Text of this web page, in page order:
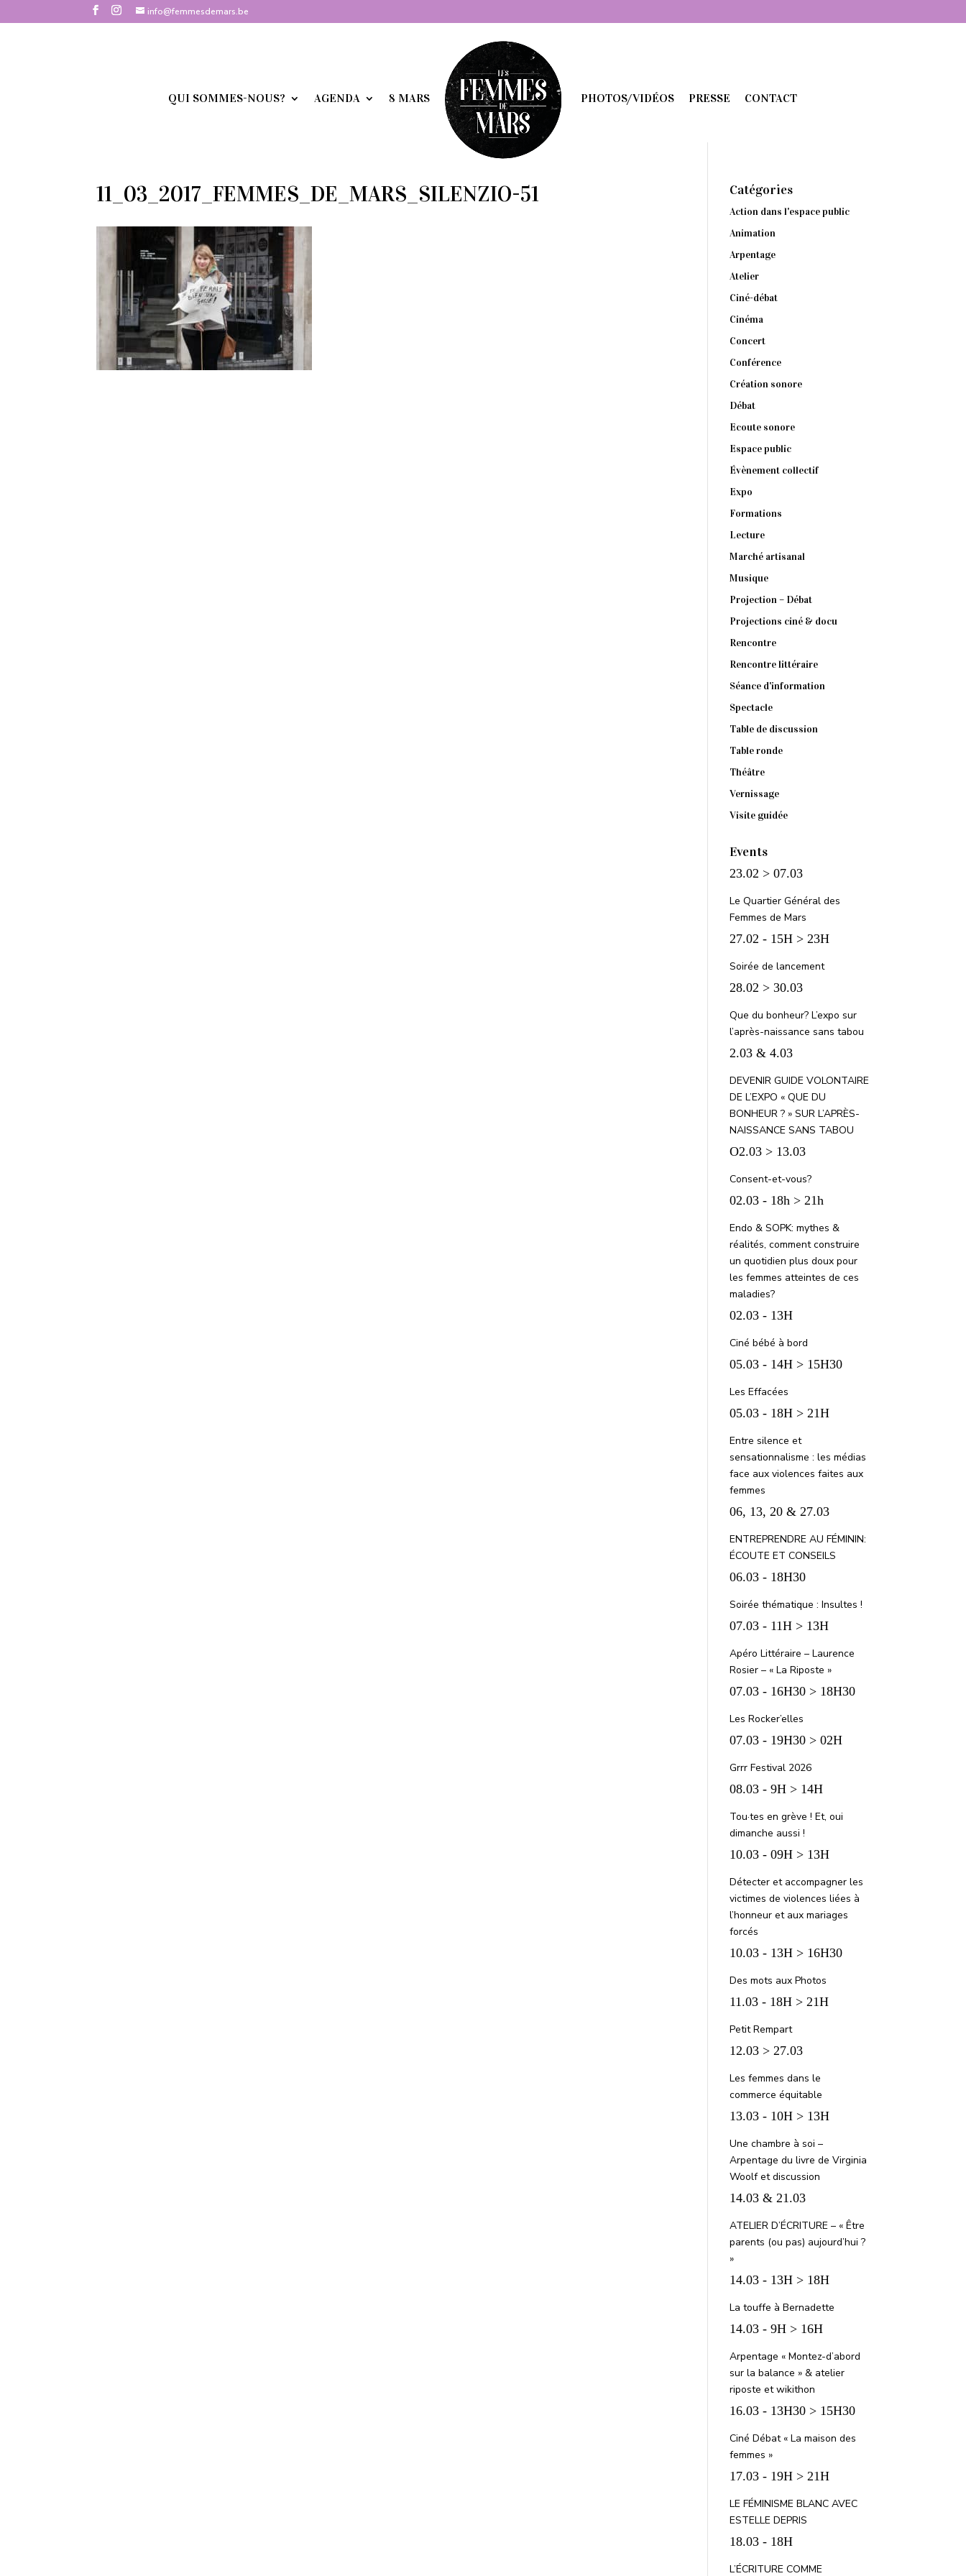
info@femmesdemars.be
QUI SOMMES-NOUS? AGENDA 8 MARS PHOTOS/VIDÉOS PRESSE CONTACT
11_03_2017_FEMMES_DE_MARS_SILENZIO-51 Catégories
Action dans l'espace public
Animation
Arpentage
Atelier
Ciné-débat
Cinéma
Concert
Conférence
Création sonore
Débat
Ecoute sonore
Espace public
Évènement collectif
Expo
Formations
Lecture
Marché artisanal
Musique
Projection – Débat
Projections ciné & docu
Rencontre
Rencontre littéraire
Séance d'information
Spectacle
Table de discussion
Table ronde
Théâtre
Vernissage
Visite guidée
Events
23.02 > 07.03
Le Quartier Général des
Femmes de Mars
27.02 - 15H > 23H
Soirée de lancement
28.02 > 30.03
Que du bonheur? L’expo sur
l’après-naissance sans tabou
2.03 & 4.03
DEVENIR GUIDE VOLONTAIRE
DE L’EXPO « QUE DU
BONHEUR ? » SUR L’APRÈS-
NAISSANCE SANS TABOU
O2.03 > 13.03
Consent-et-vous?
02.03 - 18h > 21h
Endo & SOPK: mythes &
réalités, comment construire
un quotidien plus doux pour
les femmes atteintes de ces
maladies?
02.03 - 13H
Ciné bébé à bord
05.03 - 14H > 15H30
Les Effacées
05.03 - 18H > 21H
Entre silence et
sensationnalisme : les médias
face aux violences faites aux
femmes
06, 13, 20 & 27.03
ENTREPRENDRE AU FÉMININ:
ÉCOUTE ET CONSEILS
06.03 - 18H30
Soirée thématique : Insultes !
07.03 - 11H > 13H
Apéro Littéraire – Laurence
Rosier – « La Riposte »
07.03 - 16H30 > 18H30
Les Rocker’elles
07.03 - 19H30 > 02H
Grrr Festival 2026
08.03 - 9H > 14H
Tou·tes en grève ! Et, oui
dimanche aussi !
10.03 - 09H > 13H
Détecter et accompagner les
victimes de violences liées à
l’honneur et aux mariages
forcés
10.03 - 13H > 16H30
Des mots aux Photos
11.03 - 18H > 21H
Petit Rempart
12.03 > 27.03
Les femmes dans le
commerce équitable
13.03 - 10H > 13H
Une chambre à soi –
Arpentage du livre de Virginia
Woolf et discussion
14.03 & 21.03
ATELIER D’ÉCRITURE – « Être
parents (ou pas) aujourd’hui ?
»
14.03 - 13H > 18H
La touffe à Bernadette
14.03 - 9H > 16H
Arpentage « Montez-d’abord
sur la balance » & atelier
riposte et wikithon
16.03 - 13H30 > 15H30
Ciné Débat « La maison des
femmes »
17.03 - 19H > 21H
LE FÉMINISME BLANC AVEC
ESTELLE DEPRIS
18.03 - 18H
L’ÉCRITURE COMME